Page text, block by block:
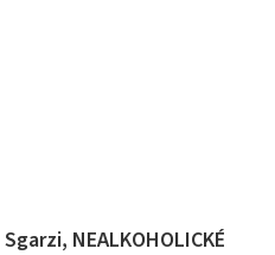
NEALKOHOLICKÉ